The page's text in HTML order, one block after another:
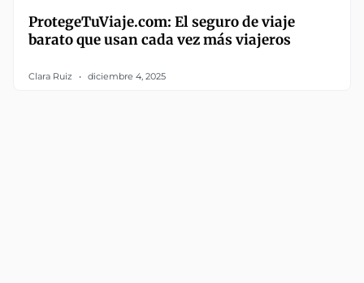
ProtegeTuViaje.com: El seguro de viaje
barato que usan cada vez más viajeros
Clara Ruiz diciembre 4, 2025